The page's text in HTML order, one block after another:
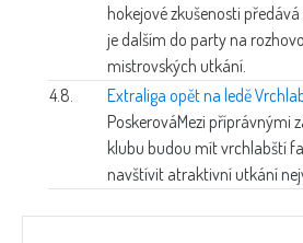
hokejové zkušenosti
je dalším do party na
mistrovských utkání.
4.8.
Extraliga opět na ledě
PoskerováMezi příprávnými
klubu budou mít vrchlabští
navštívit atraktivní utkání